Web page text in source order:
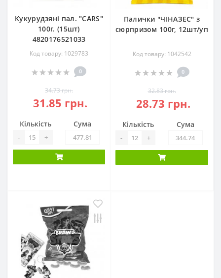
Кукурудзяні пал. "CARS"
100г. (15шт)
4820176521033
Код товару: 1029783
0
34.73 грн.
31.85 грн.
Кількість
- +
Сума
Палички "ЧІНАЗЕС" з
сюрпризом 100г, 12шт/уп
Код товару: 1042542
0
32.83 грн.
28.73 грн.
Кількість
- +
Сума